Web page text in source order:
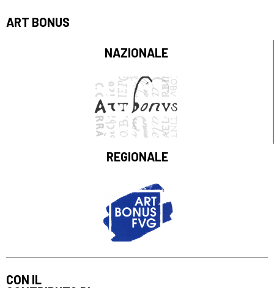
ART BONUS
NAZIONALE
REGIONALE
CON IL